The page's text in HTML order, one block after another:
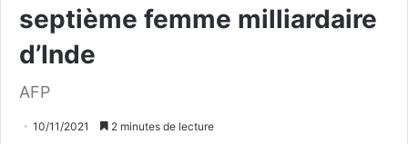
septième femme milliardaire
d’Inde
AFP
10/11/2021 2 minutes de lecture